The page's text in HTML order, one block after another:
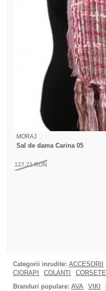
MORAJ
Sal de dama Carina 05
127,71RON
Categorii inrudite: ACCESORII
CIORAPI
COLANTI
CORSETE
Branduri populare: AVA VIKI